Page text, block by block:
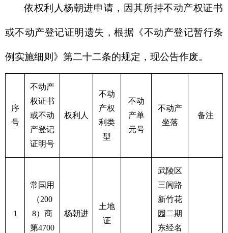
依权利人杨朝进申请，因其所持不动产权证书
或不动产登记证明遗失，根据《不动产登记暂行条
例实施细则》第二十二条的规定，现公告作废。
序
号
不动产
权证书
或不动
产登记
证明号
权利人
不动
产权
利类
型
不动
产单
元号
不动产
坐落
备注
1
常国用
（200
8）商
第4700
杨朝进
土地
证
武陵区
三闾路
新竹花
园二期
东经名